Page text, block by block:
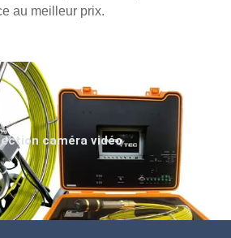
au meilleur prix.
caméra vidéo